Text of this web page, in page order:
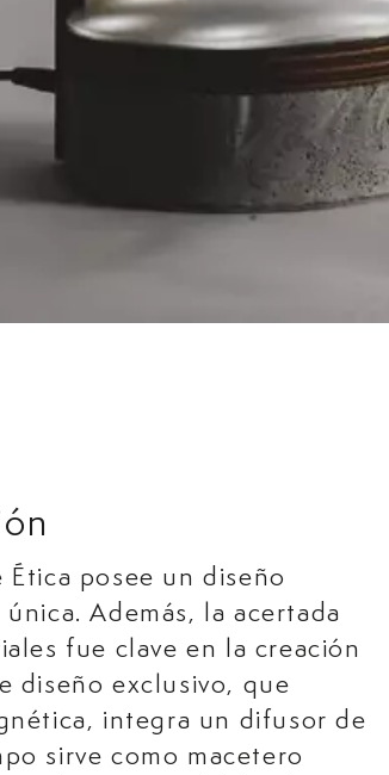
Ética posee un diseño
Además, la acertada
fue clave en la creación
diseño exclusivo, que
integra un difusor de
sirve como macetero